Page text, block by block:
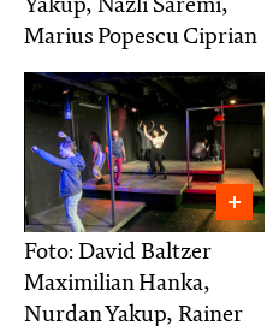
Yakup, Nazli Saremi,
Marius Popescu Ciprian
Foto: David Baltzer
Maximilian Hanka,
Nurdan Yakup, Rainer